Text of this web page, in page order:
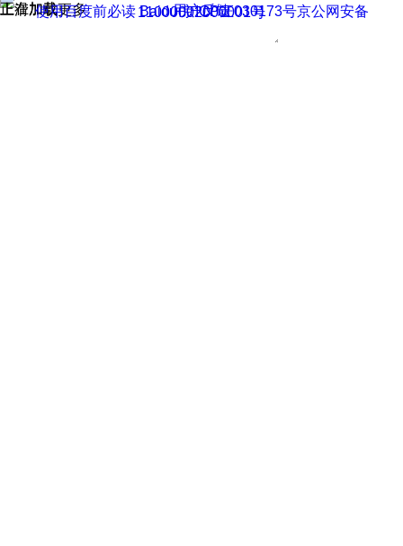
正在加载
上滑加载更多 用户反馈
使用百度前必读 Baidu 京ICP证030173号
京公网安备11000002000001号